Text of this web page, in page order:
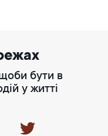
бути в
у житті